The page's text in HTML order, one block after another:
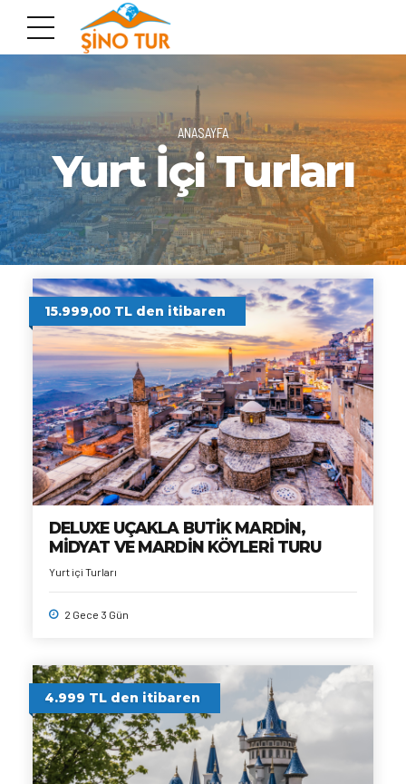
ANASAYFA
Yurt İçi Turları
15.999,00 TL den itibaren
DELUXE UÇAKLA BUTİK MARDİN,
MİDYAT VE MARDİN KÖYLERİ TURU
Yurt içi Turları
2 Gece 3 Gün
4.999 TL den itibaren